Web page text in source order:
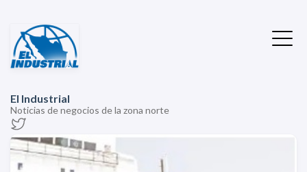
El Industrial
Noticias de negocios de la zona norte